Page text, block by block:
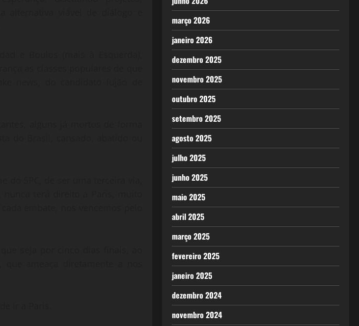
março 2026
janeiro 2026
dezembro 2025
novembro 2025
outubro 2025
setembro 2025
agosto 2025
julho 2025
junho 2025
maio 2025
abril 2025
março 2025
fevereiro 2025
janeiro 2025
dezembro 2024
novembro 2024